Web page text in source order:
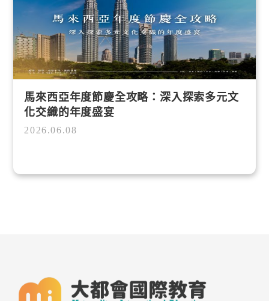
馬來西亞年度節慶全攻略：深入探索多元文
化交織的年度盛宴
2026.06.08